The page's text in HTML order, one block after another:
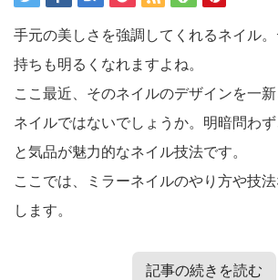
手元の美しさを強調してくれるネイル
持ちも明るくなれますよね。
ここ最近、そのネイルのデザインを一
ネイルではないでしょうか。明暗問わ
と気品が魅力的なネイル技法です。
ここでは、ミラーネイルのやり方や技
します。
記事の続きを読む